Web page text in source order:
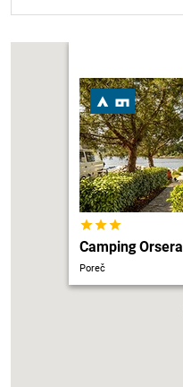
Camping Orsera
Poreč